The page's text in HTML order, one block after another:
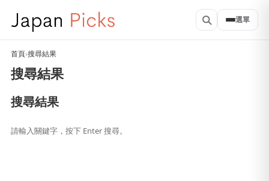
選單
首頁›搜尋結果
搜尋結果
搜尋結果
請輸入關鍵字，按下 Enter 搜尋。